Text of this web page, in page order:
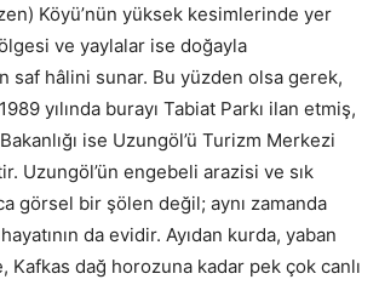
Köyü’nün yüksek kesimlerinde yer
ve yaylalar ise doğayla
saf hâlini sunar. Bu yüzden olsa gerek,
yılında burayı Tabiat Parkı ilan etmiş,
ise Uzungöl’ü Turizm Merkezi
Uzungöl’ün engebeli arazisi ve sık
görsel bir şölen değil; aynı zamanda
da evidir. Ayıdan kurda, yaban
Kafkas dağ horozuna kadar pek çok canlı